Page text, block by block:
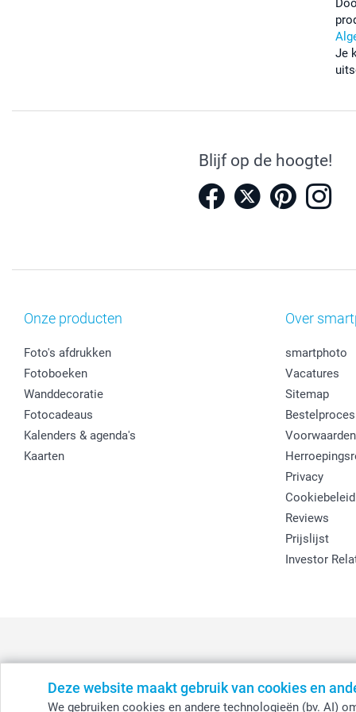
Deze website maakt gebruik van cookies en
We gebruiken cookies en andere technologieën (bv. AI)
Je
Blijf op de hoogte!
Onze producten
Foto's afdrukken
Fotoboeken
Wanddecoratie
Fotocadeaus
Kalenders & agenda's
Kaarten
Over
smartphoto
Vacatures
Sitemap
Bestelproces
Voorwaarden
Privacy
Cookiebeleid
Reviews
Prijslijst
Investor
België - Belgique - Danmark - Deutschland - France -